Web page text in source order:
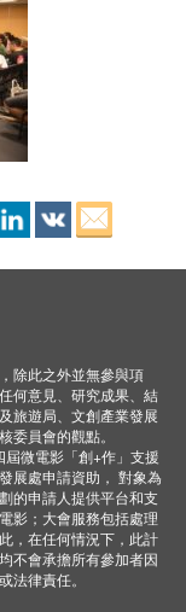
除此之外並無參與項
何意見、研究成果、結
旅遊局、文創產業發展
委員會的觀點。
微電影「創+作」支援
展處申請資助， 對象為
的申請人提供平台和支
影；大會服務包括處理
，在任何情況下，此計
不會承擔所有參加者因
法律責任。